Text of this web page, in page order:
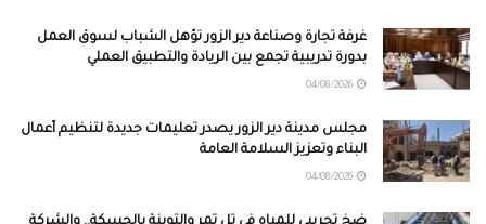
غرفة تجارة وصناعة دير الزور تؤهل الشباب لسوق العمل
بدورة تدريبية تجمع بين الريادة والتطبيق العملي
مجلس مدينة دير الزور يصدر تعليمات جديدة لتنظيم أعمال
البناء وتعزيز السلامة العامة